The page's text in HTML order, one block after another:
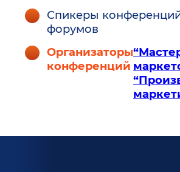
Спикеры
форумов
Организаторы
конференций